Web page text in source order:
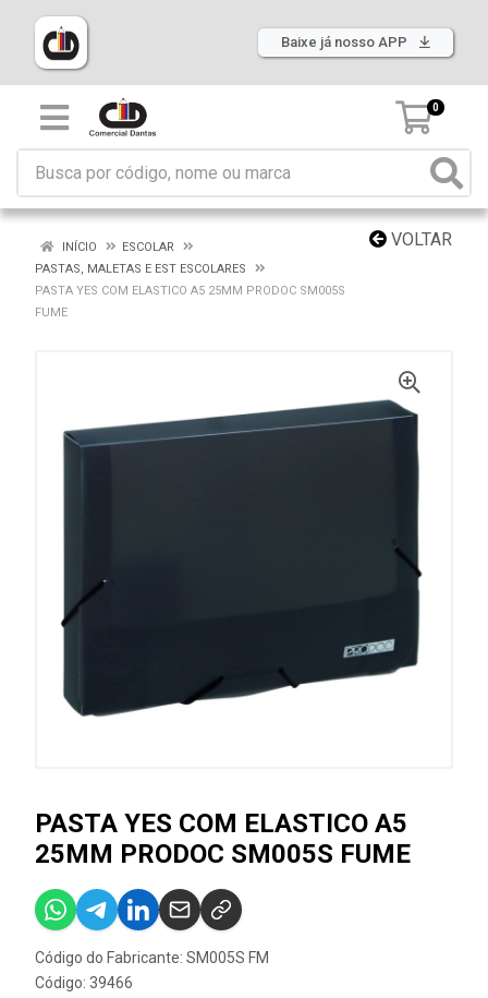
Baixe já nosso APP
0
VOLTAR
INÍCIO
ESCOLAR
PASTAS, MALETAS E EST ESCOLARES
PASTA YES COM ELASTICO A5 25MM PRODOC SM005S
FUME
PASTA YES COM ELASTICO A5
25MM PRODOC SM005S FUME
Código do Fabricante: SM005S FM
Código: 39466